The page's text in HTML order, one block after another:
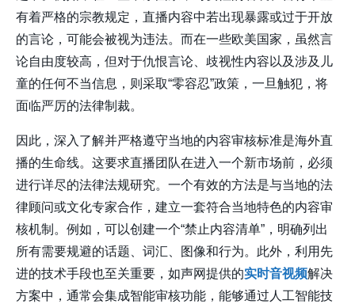
有着严格的宗教规定，直播内容中若出现暴露或过于开放
的言论，可能会被视为违法。而在一些欧美国家，虽然言
论自由度较高，但对于仇恨言论、歧视性内容以及涉及儿
童的任何不当信息，则采取“零容忍”政策，一旦触犯，将
面临严厉的法律制裁。
因此，深入了解并严格遵守当地的内容审核标准是海外直
播的生命线。这要求直播团队在进入一个新市场前，必须
进行详尽的法律法规研究。一个有效的方法是与当地的法
律顾问或文化专家合作，建立一套符合当地特色的内容审
核机制。例如，可以创建一个“禁止内容清单”，明确列出
所有需要规避的话题、词汇、图像和行为。此外，利用先
进的技术手段也至关重要，如声网提供的实时音视频解决
方案中，通常会集成智能审核功能，能够通过人工智能技